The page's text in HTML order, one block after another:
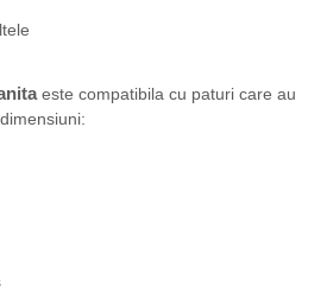
este compatibila cu paturi care au